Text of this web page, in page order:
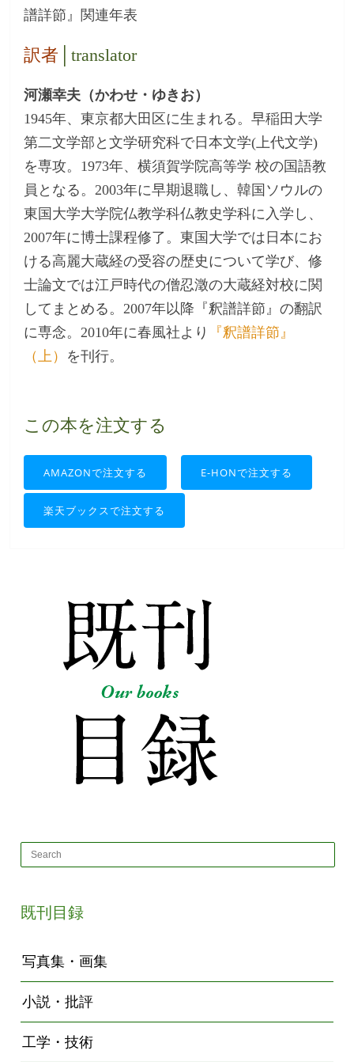
譜詳節』関連年表
訳者 │translator
河瀬幸夫（かわせ・ゆきお）
1945年、東京都大田区に生まれる。早稲田大学
第二文学部と文学研究科で日本文学(上代文学)
を専攻。1973年、横須賀学院高等学 校の国語教
員となる。2003年に早期退職し、韓国ソウルの
東国大学大学院仏教学科仏教史学科に入学し、
2007年に博士課程修了。東国大学では日本にお
ける高麗大蔵経の受容の歴史について学び、修
士論文では江戸時代の僧忍澂の大蔵経対校に関
してまとめる。2007年以降『釈譜詳節』の翻訳
に専念。2010年に春風社より
『釈譜詳節』
（上） を刊行。
この本を注文する
AMAZONで注文する E-HONで注文する
楽天ブックスで注文する
既刊目録
写真集・画集
小説・批評
工学・技術